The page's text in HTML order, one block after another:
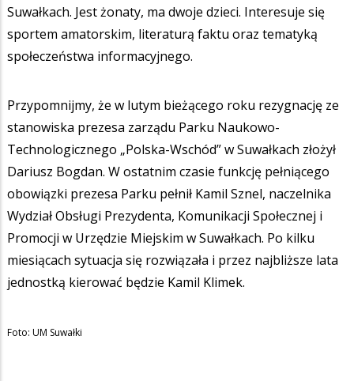
Suwałkach. Jest żonaty, ma dwoje dzieci. Interesuje się
sportem amatorskim, literaturą faktu oraz tematyką
społeczeństwa informacyjnego.
Przypomnijmy, że w lutym bieżącego roku rezygnację ze
stanowiska prezesa zarządu Parku Naukowo-
Technologicznego „Polska-Wschód” w Suwałkach złożył
Dariusz Bogdan. W ostatnim czasie funkcję pełniącego
obowiązki prezesa Parku pełnił Kamil Sznel, naczelnika
Wydział Obsługi Prezydenta, Komunikacji Społecznej i
Promocji w Urzędzie Miejskim w Suwałkach. Po kilku
miesiącach sytuacja się rozwiązała i przez najbliższe lata
jednostką kierować będzie Kamil Klimek.
Foto: UM Suwałki